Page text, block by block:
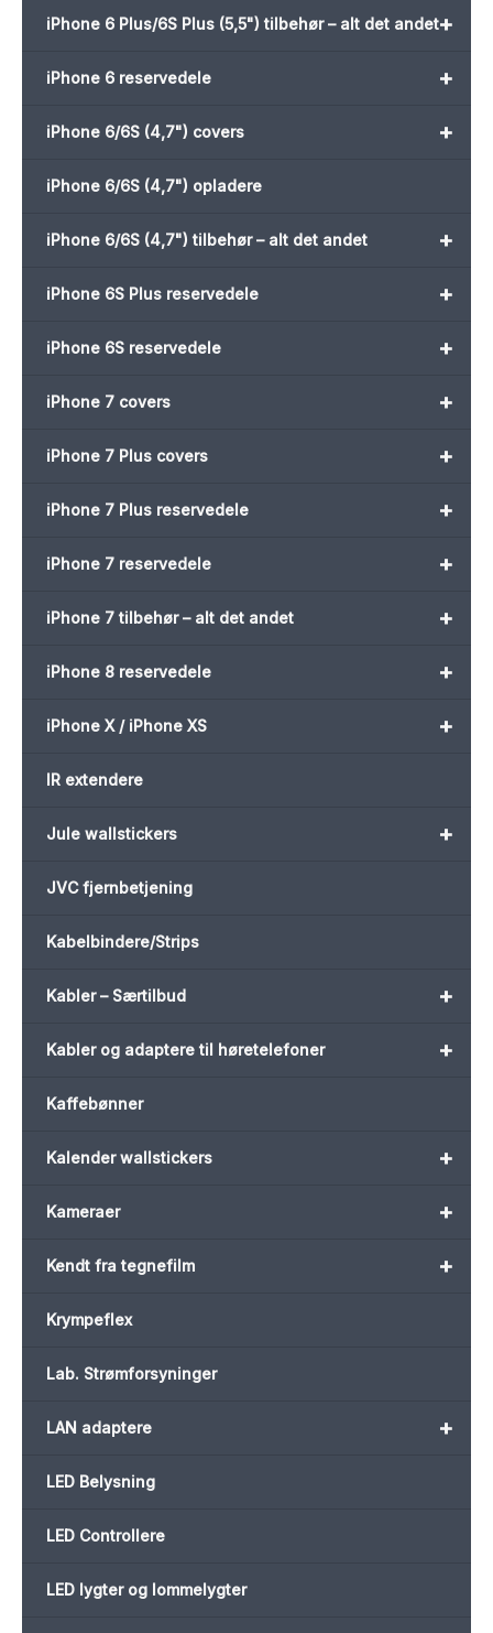
+
iPhone 6 Plus/6S Plus (5,5") tilbehør – alt det andet
+
iPhone 6 reservedele
+
iPhone 6/6S (4,7") covers
iPhone 6/6S (4,7") opladere
+
iPhone 6/6S (4,7") tilbehør – alt det andet
+
iPhone 6S Plus reservedele
+
iPhone 6S reservedele
+
iPhone 7 covers
+
iPhone 7 Plus covers
+
iPhone 7 Plus reservedele
+
iPhone 7 reservedele
+
iPhone 7 tilbehør – alt det andet
+
iPhone 8 reservedele
+
iPhone X / iPhone XS
IR extendere
+
Jule wallstickers
JVC fjernbetjening
Kabelbindere/Strips
+
Kabler – Særtilbud
+
Kabler og adaptere til høretelefoner
Kaffebønner
+
Kalender wallstickers
+
Kameraer
+
Kendt fra tegnefilm
Krympeflex
Lab. Strømforsyninger
+
LAN adaptere
LED Belysning
LED Controllere
LED lygter og lommelygter